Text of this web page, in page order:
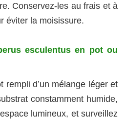
Conservez-les au frais et à
éviter la moisissure.
esculentus en pot ou
rempli d’un mélange léger et
constamment humide,
lumineux, et surveillez